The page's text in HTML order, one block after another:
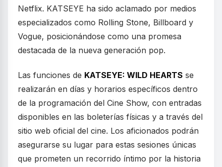
Netflix. KATSEYE ha sido aclamado por medios
especializados como Rolling Stone, Billboard y
Vogue, posicionándose como una promesa
destacada de la nueva generación pop.
Las funciones de KATSEYE: WILD HEARTS se
realizarán en días y horarios específicos dentro
de la programación del Cine Show, con entradas
disponibles en las boleterías físicas y a través del
sitio web oficial del cine. Los aficionados podrán
asegurarse su lugar para estas sesiones únicas
que prometen un recorrido íntimo por la historia